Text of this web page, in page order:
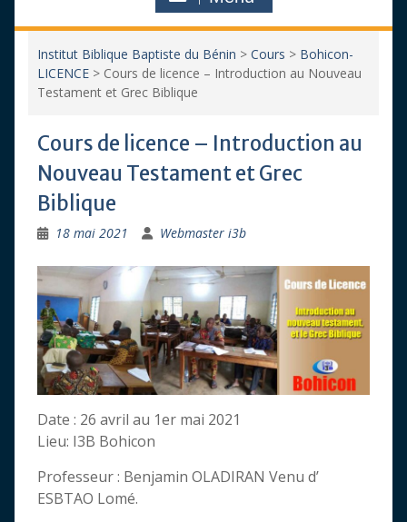
Institut Biblique Baptiste du Bénin > Cours > Bohicon-
LICENCE> Cours de licence – Introduction au Nouveau
Testament et Grec Biblique
Cours de licence – Introduction au
Nouveau Testament et Grec
Biblique
18 mai 2021 Webmaster i3b
Date : 26 avril au 1er mai 2021
Lieu: I3B Bohicon
Professeur : Benjamin OLADIRAN Venu d’
ESBTAO Lomé.